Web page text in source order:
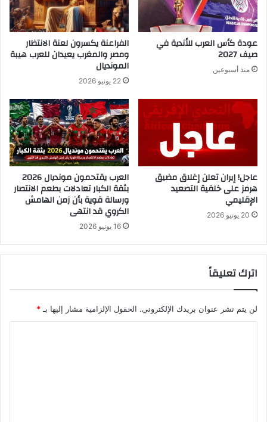
عودة كأس العرب للأندية في
صيف 2027
منذ أسبوعين
الفراعنة يكسرون لعنة الانتظار
ومصر والمغرب يعيدان للعرب هيبة
المونديال
22 يونيو 2026
عاجل! إيران تعلن إغلاق مضيق
هرمز على خلفية التصعيد
الإقليمي
20 يونيو 2026
العرب يقتحمون مونديال 2026
بثقة الكبار تعادلات بطعم الانتصار
ورسالة قوية بأن زمن الهامش
الكروي قد انتهى
16 يونيو 2026
اترك تعليقاً
لن يتم نشر عنوان بريدك الإلكتروني. الحقول الإلزامية مشار إليها بـ *